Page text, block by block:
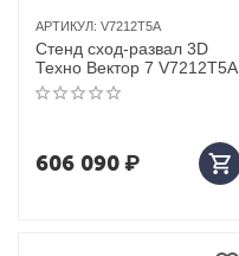
АРТИКУЛ: V7212T5A
Стенд сход-развал 3D
Техно Вектор 7 V7212T5A
606 090₽